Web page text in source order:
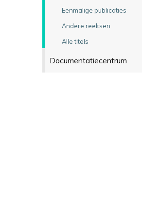
Eenmalige publicaties
Andere reeksen
Alle titels
Documentatiecentrum